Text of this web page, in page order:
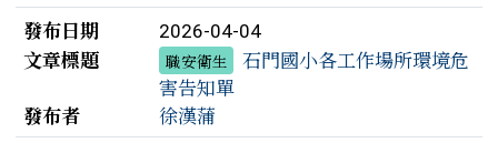
發布日期
2026-04-04
文章標題 職安衛生
石門國小各工作場所環境危
害告知單
發布者
徐漢蒲